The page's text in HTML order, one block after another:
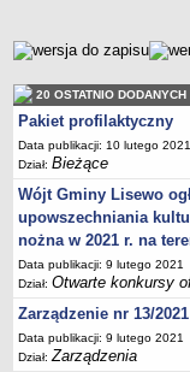
Podstawowe
Dane statystyczne
Strategia rozwoju
Związki i
Gminne Spółki
Mieszkania socjalne
Gminna Komisja
Raport o stanie
Rejestr instytucji
Regulamin akcji
URZĄD GMINY
metryczka
20 OSTATNIO DODANYCH
Pakiet profilaktyczny
Data publikacji: 10 lutego 2021
Dział:Bieżące
Wójt Gminy Lisewo
upowszechniania
nożna w 2021 r. na
Data publikacji: 9 lutego 2021
Dział:Otwarte konkursy
Zarządzenie nr 13/
Data publikacji: 9 lutego 2021
Dział:Zarządzenia